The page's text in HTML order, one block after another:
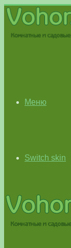
Меню
Switch skin